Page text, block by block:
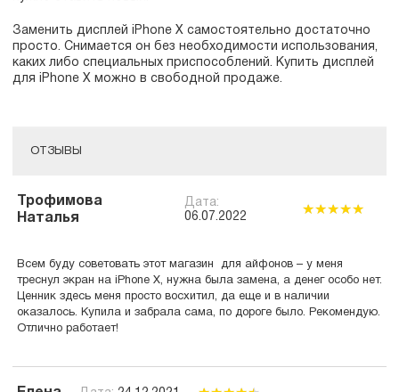
Заменить дисплей iPhone X самостоятельно достаточно
просто. Снимается он без необходимости использования,
каких либо специальных приспособлений. Купить дисплей
для iPhone X можно в свободной продаже.
ОТЗЫВЫ
Трофимова
Наталья
Дата:
06.07.2022
Всем буду советовать этот магазин для айфонов – у меня
треснул экран на iPhone X, нужна была замена, а денег особо нет.
Ценник здесь меня просто восхитил, да еще и в наличии
оказалось. Купила и забрала сама, по дороге было. Рекомендую.
Отлично работает!